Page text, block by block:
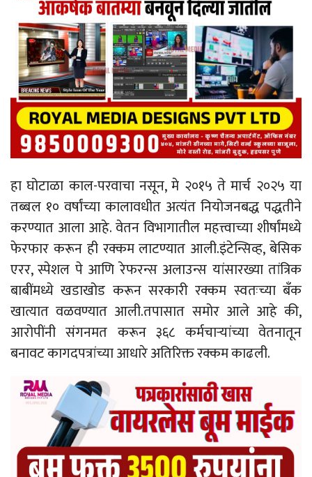
हा घोटाळा काल-परवाचा नसून, मे २०१५ ते मार्च २०२५ या
तब्बल १० वर्षांच्या कालावधीत अत्यंत नियोजनबद्ध पद्धतीने
करण्यात आला आहे. वेतन विभागातील महत्त्वाच्या शीर्षांमध्ये
फेरफार करून ही रक्कम लाटण्यात आली.इंटेन्सिव्ह, बेसिक
एरर, स्पेशल पे आणि रेफरन्स अलाउन्स यांसारख्या तांत्रिक
बाबींमध्ये खडाखोड करून सरकारी रक्कम स्वतःच्या बँक
खात्यात वळवण्यात आली.तपासात समोर आले आहे की,
आरोपींनी संगनमत करून ३६८ कर्मचाऱ्यांच्या वेतनातून
बनावट कागदपत्रांच्या आधारे अतिरिक्त रक्कम काढली.